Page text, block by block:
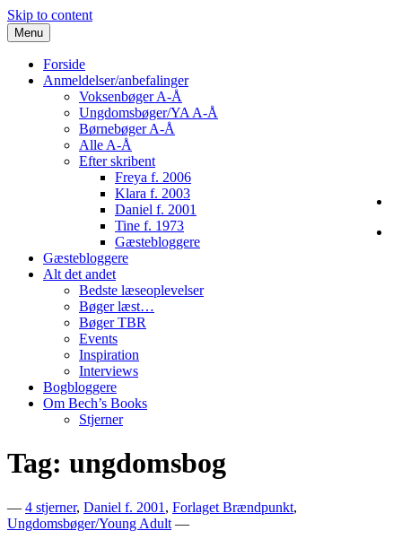
Skip to content
Menu
Forside
Anmeldelser/anbefalinger
Voksenbøger A-Å
Ungdomsbøger/YA A-Å
Børnebøger A-Å
Alle A-Å
Efter skribent
Freya f. 2006
Klara f. 2003
Daniel f. 2001
Tine f. 1973
Gæstebloggere
Gæstebloggere
Alt det andet
Bedste læseoplevelser
Bøger læst…
Bøger TBR
Events
Inspiration
Interviews
Bogbloggere
Om Bech’s Books
Stjerner
Bech's Books
Bogblog – Vi ♥ Bøger
Tag: ungdomsbog
— 4 stjerner, Daniel f. 2001 , Forlaget Brændpunkt,
Ungdomsbøger/Young Adult —